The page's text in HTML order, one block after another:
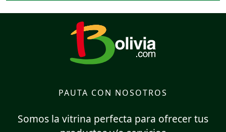
PAUTA CON NOSOTROS
Somos la vitrina perfecta para ofrecer tus